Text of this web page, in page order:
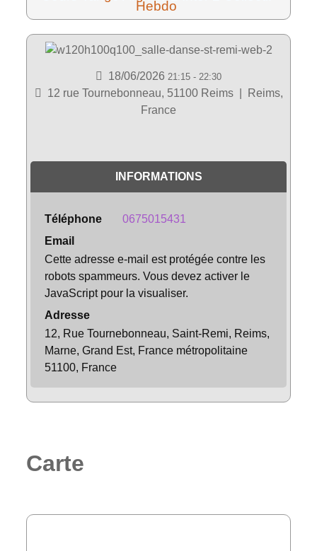
Hebdo
18/06/2026 21:15 - 22:30
12 rue Tournebonneau, 51100 Reims
Reims,
France
INFORMATIONS
Téléphone
0675015431
Email
Cette adresse e-mail est protégée contre les
robots spammeurs. Vous devez activer le
JavaScript pour la visualiser.
Adresse
12, Rue Tournebonneau, Saint-Remi, Reims,
Marne, Grand Est, France métropolitaine
51100, France
Carte